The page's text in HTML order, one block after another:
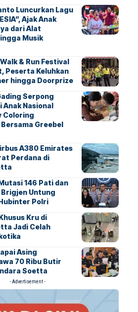
Luncurkan Lagu
Ajak Anak
dari Alat
Musik
& Run Festival
Peserta Keluhkan
hingga Doorprize
Serpong
Anak Nasional
Coloring
Greebel
A380 Emirates
Perdana di
146 Pati dan
Brigjen Untung
Polri
Kru di
Jadi Celah
Asing
70 Ribu Butir
Soetta
- Advertisement -